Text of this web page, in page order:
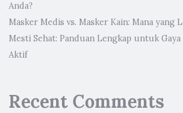
Anda?
Masker Medis vs. Masker Kain: Mana yang
Mesti Sehat: Panduan Lengkap untuk
Aktif
Recent Comments